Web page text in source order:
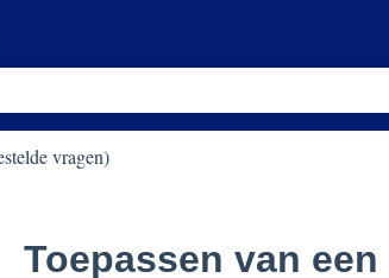
vragen)
Toepassen van